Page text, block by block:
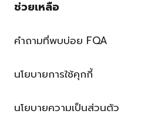
ช่วยเหลือ
คำถามที่พบบ่อย FQA
นโยบายการใช้คุกกี้
นโยบายความเป็นส่วนตัว